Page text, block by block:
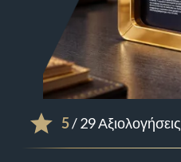
5/ 29 Αξιολογήσεις